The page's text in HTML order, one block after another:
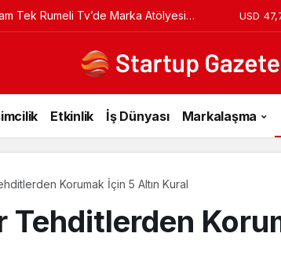
Tek Rumeli Tv’de Marka Atölyesi USD
Etkinlik İş Dünyası Markalaşma
Korumak İçin 5 Altın Kural
Tehditlerden